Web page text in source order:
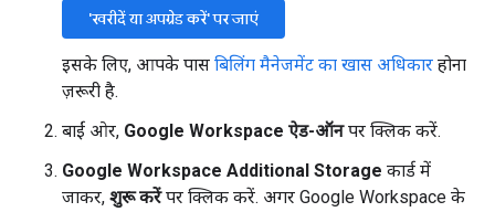
'खरीदें या अपग्रेड करें' पर जाएं
इसके लिए, आपके पास बिलिंग मैनेजमेंट का खास अधिकार होना
ज़रूरी है.
बाईं ओर, Google Workspace ऐड-ऑनपर क्लिक करें.
Google Workspace Additional Storage कार्ड में
जाकर, शुरू करेंपर क्लिक करें. अगर Google Workspace के